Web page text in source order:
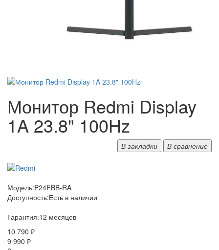
Монитор Redmi Display
1A 23.8" 100Hz
В закладки В сравнение
Модель:P24FBB-RA
Доступность:Есть в наличии
Гарантия:12 месяцев
10 790 ₽
9 990 ₽